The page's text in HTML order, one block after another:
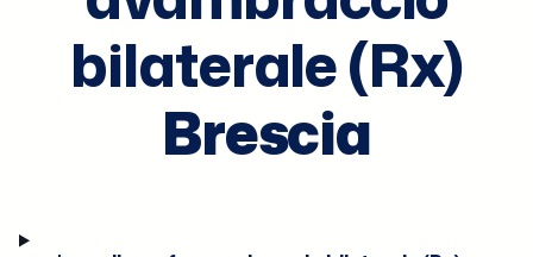
bilaterale (Rx)
Brescia